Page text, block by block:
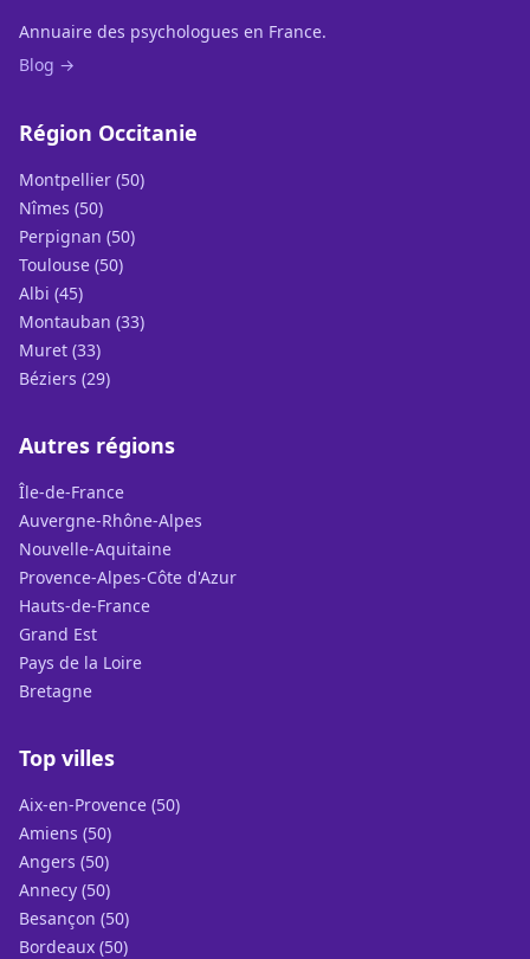
Annuaire des psychologues en France.
Blog →
Région Occitanie
Montpellier (50)
Nîmes (50)
Perpignan (50)
Toulouse (50)
Albi (45)
Montauban (33)
Muret (33)
Béziers (29)
Autres régions
Île-de-France
Auvergne-Rhône-Alpes
Nouvelle-Aquitaine
Provence-Alpes-Côte d'Azur
Hauts-de-France
Grand Est
Pays de la Loire
Bretagne
Top villes
Aix-en-Provence (50)
Amiens (50)
Angers (50)
Annecy (50)
Besançon (50)
Bordeaux (50)